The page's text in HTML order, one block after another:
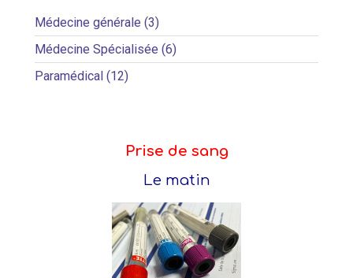
Médecine générale (3)
Médecine Spécialisée (6)
Paramédical (12)
Prise de sang
Le matin